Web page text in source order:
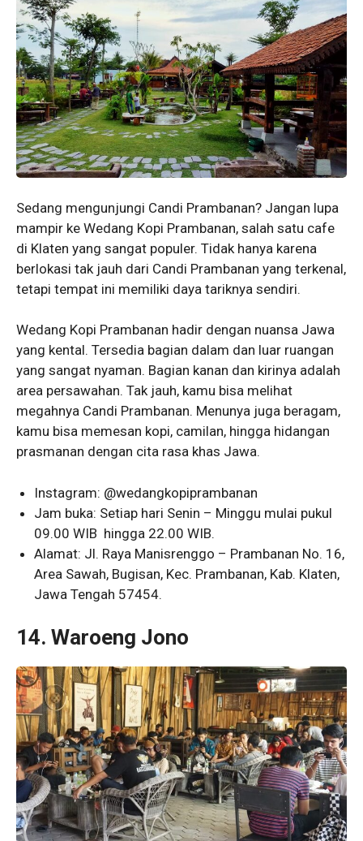
Sedang mengunjungi Candi Prambanan? Jangan lupa
mampir ke Wedang Kopi Prambanan, salah satu cafe
di Klaten yang sangat populer. Tidak hanya karena
berlokasi tak jauh dari Candi Prambanan yang terkenal,
tetapi tempat ini memiliki daya tariknya sendiri.
Wedang Kopi Prambanan hadir dengan nuansa Jawa
yang kental. Tersedia bagian dalam dan luar ruangan
yang sangat nyaman. Bagian kanan dan kirinya adalah
area persawahan. Tak jauh, kamu bisa melihat
megahnya Candi Prambanan. Menunya juga beragam,
kamu bisa memesan kopi, camilan, hingga hidangan
prasmanan dengan cita rasa khas Jawa.
Instagram: @wedangkopiprambanan
Jam buka: Setiap hari Senin – Minggu mulai pukul
09.00 WIB hingga 22.00 WIB.
Alamat: Jl. Raya Manisrenggo – Prambanan No. 16,
Area Sawah, Bugisan, Kec. Prambanan, Kab. Klaten,
Jawa Tengah 57454.
14. Waroeng Jono